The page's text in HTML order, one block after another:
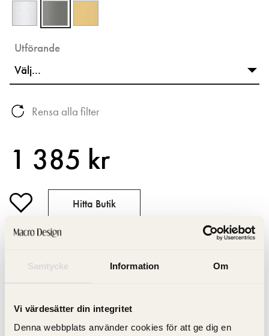
Samtycke Information Om
Vi värdesätter din integritet
Denna webbplats använder cookies för att ge dig en
Utförande
Rensa alla filter
1 385 kr
Hitta Butik
RSK-nummer: 8865054